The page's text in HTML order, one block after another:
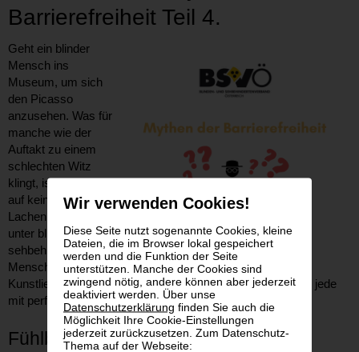
Wir verwenden Cookies!
Diese Seite nutzt sogenannte Cookies, kleine
Dateien, die im Browser lokal gespeichert
werden und die Funktion der Seite
unterstützen. Manche der Cookies sind
zwingend nötig, andere können aber jederzeit
deaktiviert werden. Über unse
Datenschutzerklärung finden Sie auch die
Möglichkeit Ihre Cookie-Einstellungen
jederzeit zurückzusetzen. Zum Datenschutz-
Thema auf der Webseite:
Barrierefreiheit Teil 4.
Geht ein blinder
Mensch ins
Museum, um sich
den Picasso
anzusehen. Was für
manche wie der
Auftakt zu einem
schlechten Witz
klingt, ist für andere
auf keinen Fall zum
Lachen: ja, auch
unter blinden und
sehbehinderten
Menschen gibt es
Kunstliebhaber:innen. Und nein, Kunst ist nicht nur was für jede
mit perfektem Visus.
Fühlbare Kunst